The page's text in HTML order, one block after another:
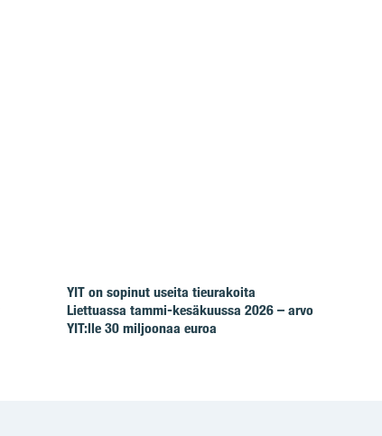
YIT on sopinut useita tieurakoita
Liettuassa tammi-kesäkuussa 2026 – arvo
YIT:lle 30 miljoonaa euroa